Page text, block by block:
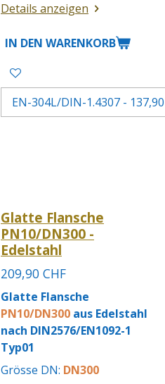
Details anzeigen
IN DEN WARENKORB
Glatte Flansche
PN10/DN300 -
Edelstahl
209,90 CHF
Glatte Flansche
PN10/DN300 aus Edelstahl
nach DIN2576/EN1092-1
Typ01
Grösse DN: DN300